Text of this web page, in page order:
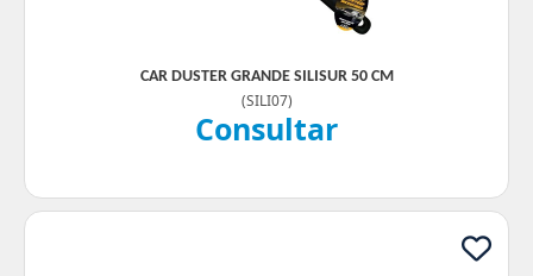
CAR DUSTER GRANDE SILISUR 50 CM
(SILI07)
Consultar